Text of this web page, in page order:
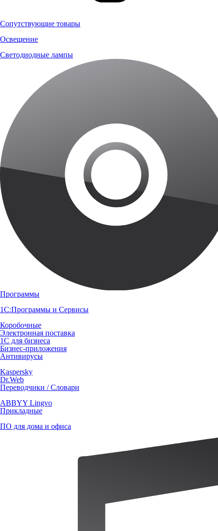
Сопутствующие товары
Освещение
Светодиодные лампы
Программы
1С:Программы и Сервисы
Коробочные
Электронная поставка
1С для бизнеса
Бизнес-приложения
Антивирусы
Kaspersky
Dr.Web
Переводчики / Словари
ABBYY Lingvo
Прикладные
ПО для дома и офиса